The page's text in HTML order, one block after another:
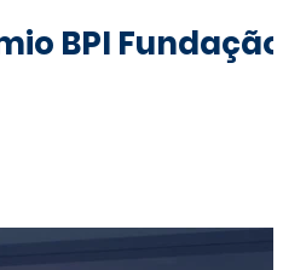
BPI Fundação